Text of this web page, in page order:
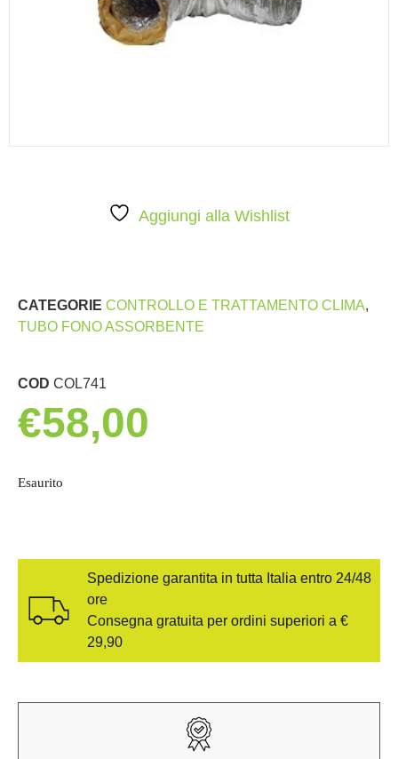
Aggiungi alla Wishlist
CATEGORIE CONTROLLO E TRATTAMENTO CLIMA,
TUBO FONO ASSORBENTE
COD COL741
€58,00
Esaurito
Spedizione garantita in tutta Italia entro 24/48
ore
Consegna gratuita per ordini superiori a €
29,90